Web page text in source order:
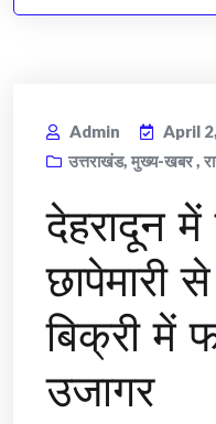
Admin
April
उत्तराखंड, मुख्य-खबर,
देहरादून
छापेमारी
बिक्री में
उजागर